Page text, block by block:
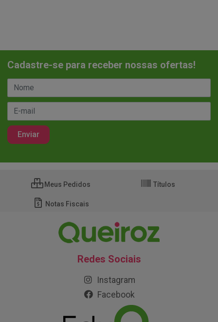
Cadastre-se para receber nossas ofertas!
Meus Pedidos Títulos
Notas Fiscais
Redes Sociais
Instagram
Facebook